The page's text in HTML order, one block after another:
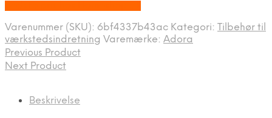
Varenummer (SKU): 6bf4337b43ac Kategori: Tilbehør til
værkstedsindretning Varemærke: Adora
Previous Product
Next Product
Beskrivelse